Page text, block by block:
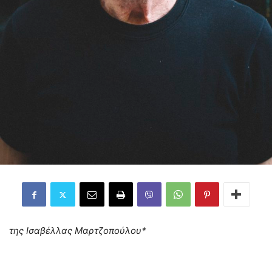
της Ισαβέλλας Μαρτζοπούλου*